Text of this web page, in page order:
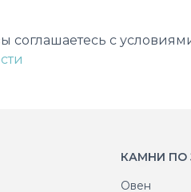
соглашаетесь с
КАМНИ ПО
Овен